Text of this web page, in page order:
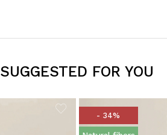
SUGGESTED FOR YOU
- 34%